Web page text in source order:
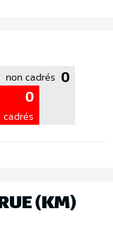
0
non cadrés
0
cadrés
(KM)